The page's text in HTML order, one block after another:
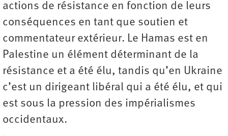
actions de résistance en fonction de leurs
conséquences en tant que soutien et
commentateur extérieur. Le Hamas est en
Palestine un élément déterminant de la
résistance et a été élu, tandis qu’en Ukraine
c’est un dirigeant libéral qui a été élu, et qui
est sous la pression des impérialismes
occidentaux.